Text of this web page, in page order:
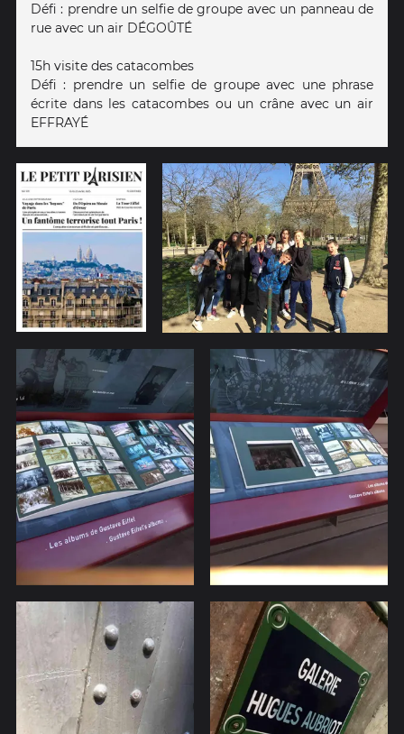
Défi : prendre un selfie de groupe avec un panneau de
rue avec un air DÉGOÛTÉ
15h visite des catacombes
Défi : prendre un selfie de groupe avec une phrase
écrite dans les catacombes ou un crâne avec un air
EFFRAYÉ